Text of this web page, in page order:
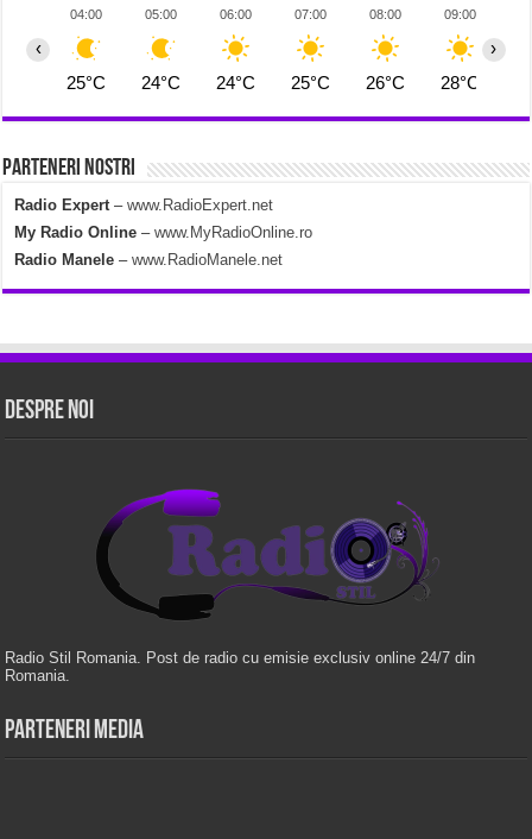
04:00
25°C
05:00
24°C
06:00
24°C
07:00
25°C
08:00
26°C
09:00
28°C
‹ ›
Parteneri Nostri
Radio Expert –www.RadioExpert.net
My Radio Online –www.MyRadioOnline.ro
Radio Manele–www.RadioManele.net
Despre Noi
Radio Stil Romania. Post de radio cu emisie exclusiv online 24/7 din
Romania.
Parteneri Media